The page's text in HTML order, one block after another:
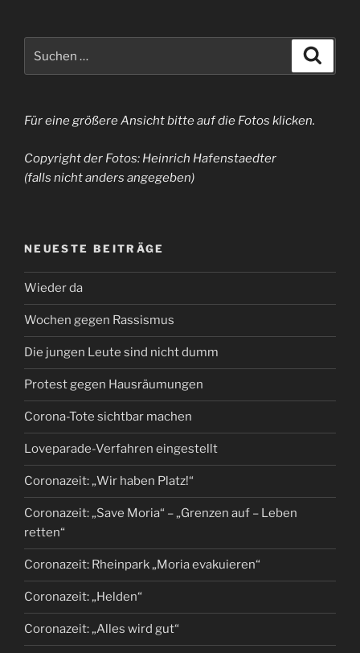
nach:
Für eine größere Ansicht bitte auf die Fotos klicken.
Copyright der Fotos: Heinrich Hafenstaedter
(falls nicht anders angegeben)
NEUESTE BEITRÄGE
Wieder da
Wochen gegen Rassismus
Die jungen Leute sind nicht dumm
Protest gegen Hausräumungen
Corona-Tote sichtbar machen
Loveparade-Verfahren eingestellt
Coronazeit: „Wir haben Platz!“
Coronazeit: „Save Moria“ – „Grenzen auf – Leben
retten“
Coronazeit: Rheinpark „Moria evakuieren“
Coronazeit: „Helden“
Coronazeit: „Alles wird gut“